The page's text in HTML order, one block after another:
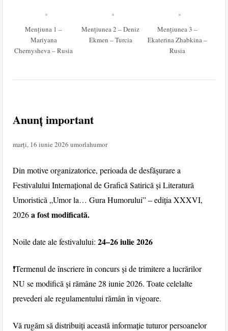
Mențiuna 1 –
Mariyana
Chernysheva – Rusia
Mențiunea 2 – Deniz
Ekmen – Turcia
Mențiunea 3 –
Ekaterina Zhabkina –
Rusia
Anunț important
marți, 16 iunie 2026 umorlahumor
Din motive organizatorice, perioada de desfășurare a
Festivalului Internațional de Grafică Satirică și Literatură
Umoristică „Umor la… Gura Humorului” – ediția XXXVI,
2026a fost modificată.
Noile date ale festivalului:24–26 iulie 2026
❗Termenul de înscriere în concurs și de trimitere a lucrărilor
NU se modifică și rămâne 28 iunie 2026. Toate celelalte
prevederi ale regulamentului rămân în vigoare.
Vă rugăm să distribuiți această informație tuturor persoanelor